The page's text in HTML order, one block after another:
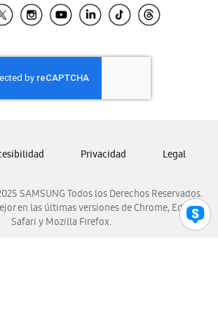
Samsung El Salvador
Samsung Honduras
Samsung Nicaragua
Samsung Panamá
Samsung Venezuela
SAMSUNG Todos los Derechos Reservados.
en las últimas versiones de Chrome, Edge,
Safari y Mozilla Firefox.
Privacidad Legal